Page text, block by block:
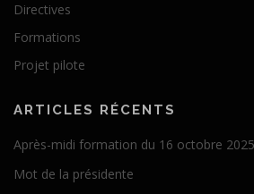
Directives
Formations
Projet pilote
ARTICLES RÉCENTS
Après-midi formation du 16 octobre
Mot de la présidente